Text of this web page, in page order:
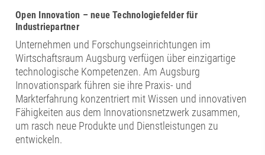
Open Innovation – neue Technologiefelder für
Industriepartner
Unternehmen und Forschungseinrichtungen im
Wirtschaftsraum Augsburg verfügen über einzigartige
technologische Kompetenzen. Am Augsburg
Innovationspark führen sie ihre Praxis- und
Markterfahrung konzentriert mit Wissen und innovativen
Fähigkeiten aus dem Innovationsnetzwerk zusammen,
um rasch neue Produkte und Dienstleistungen zu
entwickeln.